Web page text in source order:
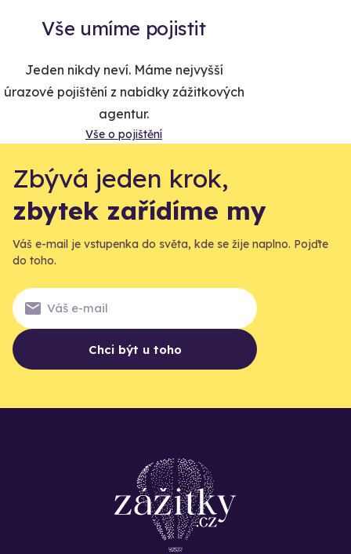
Vše umíme pojistit
Jeden nikdy neví. Máme nejvyšší
úrazové pojištění z nabídky zážitkových
agentur.
Vše o pojištění
Zbývá jeden krok,
zbytek zařídíme my
Váš e-mail je vstupenka do světa, kde se žije naplno. Pojďte
do toho.
Chci být u toho